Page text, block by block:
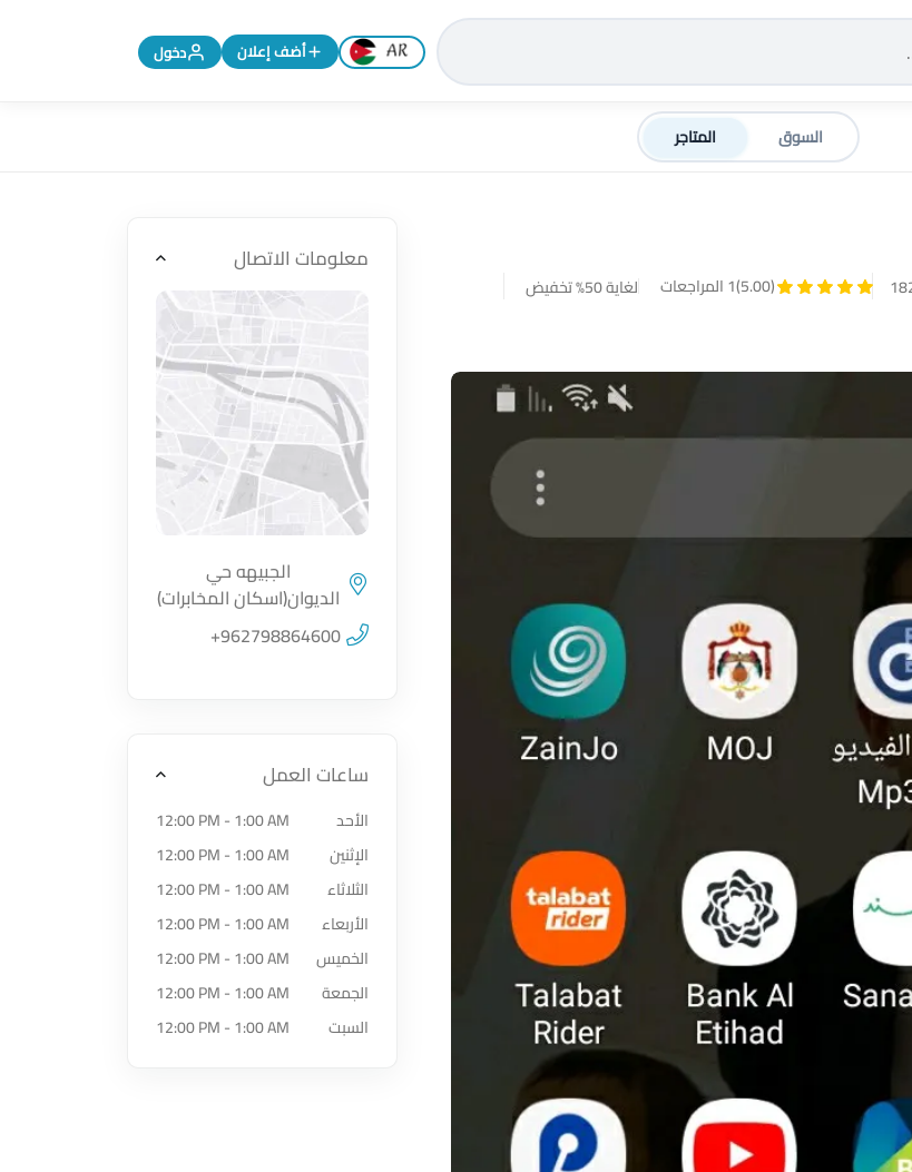
تغيير اللغة إلى الإنجليزية
أضف إعلان دخول
السوق المتاجر
(5.00) 1 المراجعات
لغاية 50% تخفيض
معلومات الاتصال
اضغط لتحميل الموقع
الجبيهه حي
الديوان(اسكان المخابرات)
+962798864600
ساعات العمل
الأحد
12:00 PM - 1:00 AM
الإثنين
12:00 PM - 1:00 AM
الثلاثاء
12:00 PM - 1:00 AM
الأربعاء
12:00 PM - 1:00 AM
الخميس
12:00 PM - 1:00 AM
الجمعة
12:00 PM - 1:00 AM
السبت
12:00 PM - 1:00 AM